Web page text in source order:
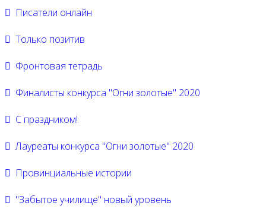
Писатели онлайн
Только позитив
Фронтовая тетрадь
Финалисты конкурса "Огни золотые" 2020
С праздником!
Лауреаты конкурса "Огни золотые" 2020
Провинциальные истории
"Забытое училище" новый уровень